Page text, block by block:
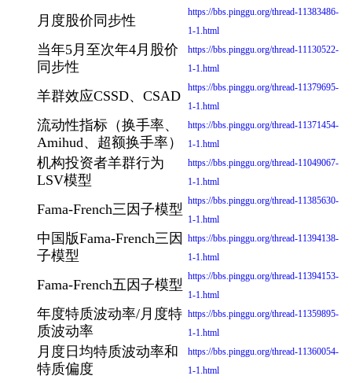
月度股价同步性
https://bbs.pinggu.org/thread-11383486-
1-1.html
当年5月至次年4月股价
同步性
https://bbs.pinggu.org/thread-11130522-
1-1.html
羊群效应CSSD、CSAD
https://bbs.pinggu.org/thread-11379695-
1-1.html
流动性指标（换手率、
Amihud、超额换手率）
https://bbs.pinggu.org/thread-11371454-
1-1.html
机构投资者羊群行为
LSV模型
https://bbs.pinggu.org/thread-11049067-
1-1.html
Fama-French三因子模型
https://bbs.pinggu.org/thread-11385630-
1-1.html
中国版Fama-French三因
子模型
https://bbs.pinggu.org/thread-11394138-
1-1.html
Fama-French五因子模型
https://bbs.pinggu.org/thread-11394153-
1-1.html
年度特质波动率/月度特
质波动率
https://bbs.pinggu.org/thread-11359895-
1-1.html
月度日均特质波动率和
特质偏度
https://bbs.pinggu.org/thread-11360054-
1-1.html